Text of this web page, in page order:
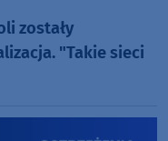
zostały
"Takie sieci